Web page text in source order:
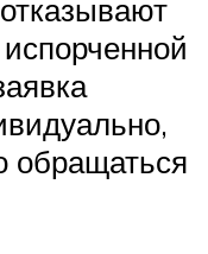
обращаться